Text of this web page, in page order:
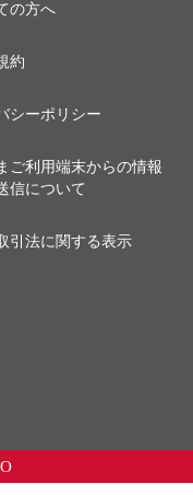
の方へ
約
シーポリシー
ご利用端末からの情報
信について
引法に関する表示